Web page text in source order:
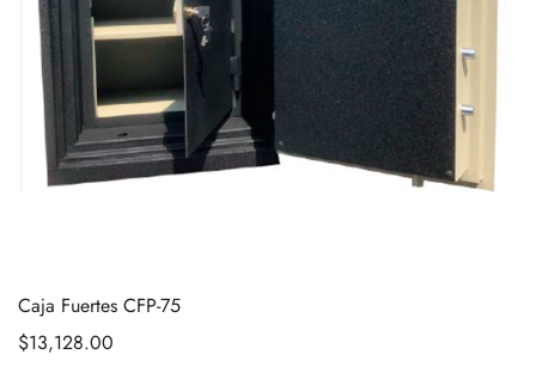
Caja Fuertes CFP-75
$13,128.00